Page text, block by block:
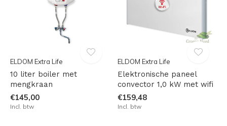
ELDOM Extra Life
10 liter boiler met
mengkraan
€145,00
Incl. btw
ELDOM Extra Life
Elektronische paneel
convector 1,0 kW met wifi
€159,48
Incl. btw